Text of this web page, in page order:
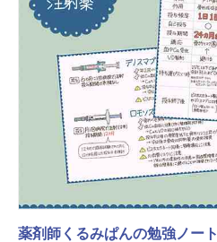
薬剤師くるみぱんの勉強ノート